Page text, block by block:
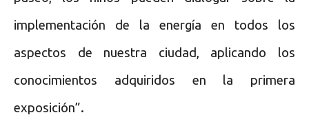
implementación de la energía en todos los
aspectos de nuestra ciudad, aplicando los
conocimientos adquiridos en la primera
exposición”.